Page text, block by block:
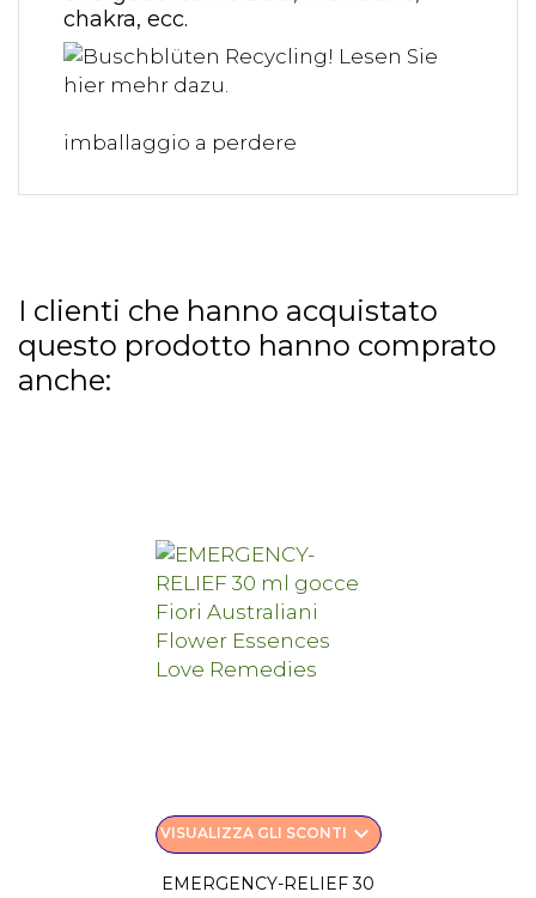
chakra, ecc.
imballaggio a perdere
I clienti che hanno acquistato
questo prodotto hanno comprato
anche:
VISUALIZZA GLI SCONTI keyboard_arrow_down
EMERGENCY-RELIEF 30